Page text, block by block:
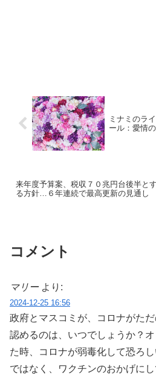
ミナミのラ
ール：愛情
来年度予算案、税収７０兆円台後半とす
る方針…６年連続で最高更新の見通し
コメント
マリー より:
2024-12-25 16:56
政府とマスコミが、コロナがた
認めるのは、いつでしょうか？
た時、コロナが弱毒化して恐ろ
ではなく、ワクチンのおかげに